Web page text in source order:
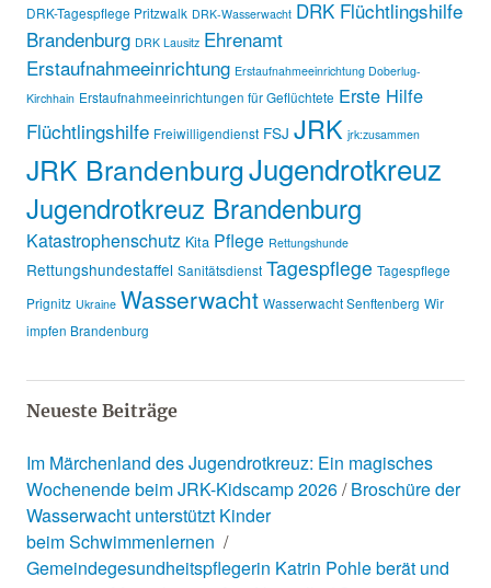
DRK-Tagespflege Pritzwalk DRK-Wasserwacht DRK Flüchtlingshilfe
Brandenburg DRK Lausitz Ehrenamt
Erstaufnahmeeinrichtung Erstaufnahmeeinrichtung Doberlug-
Kirchhain Erstaufnahmeeinrichtungen für Geflüchtete Erste Hilfe
Flüchtlingshilfe Freiwilligendienst FSJ JRK jrk:zusammen
JRK BrandenburgJugendrotkreuz
Jugendrotkreuz Brandenburg
Katastrophenschutz Kita Pflege Rettungshunde
Rettungshundestaffel Sanitätsdienst Tagespflege Tagespflege
Prignitz Ukraine Wasserwacht Wasserwacht Senftenberg Wir
impfen Brandenburg
Neueste Beiträge
Im Märchenland des Jugendrotkreuz: Ein magisches
Wochenende beim JRK-Kidscamp 2026 Broschüre der
Wasserwacht unterstützt Kinder
beim Schwimmenlernen
Gemeindegesundheitspflegerin Katrin Pohle berät und